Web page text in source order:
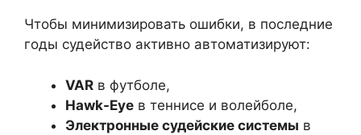
Чтобы минимизировать ошибки, в последние
годы судейство активно автоматизируют:
VAR в футболе,
Hawk-Eye в теннисе и волейболе,
Электронные судейские системы в